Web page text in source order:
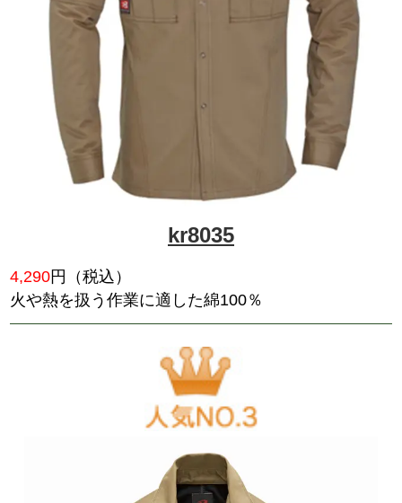
41604
円（税込）
綿100％の定番テイスト